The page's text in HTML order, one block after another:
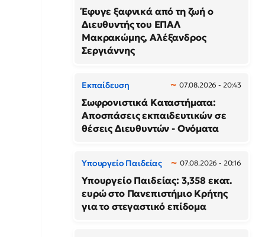
Έφυγε ξαφνικά από τη ζωή ο
Διευθυντής του ΕΠΑΛ
Μακρακώμης, Αλέξανδρος
Σεργιάννης
Εκπαίδευση 07.08.2026 - 20:43
Σωφρονιστικά Καταστήματα:
Αποσπάσεις εκπαιδευτικών σε
θέσεις Διευθυντών - Ονόματα
Υπουργείο Παιδείας 07.08.2026 - 20:16
Υπουργείο Παιδείας: 3,358 εκατ.
ευρώ στο Πανεπιστήμιο Κρήτης
για το στεγαστικό επίδομα